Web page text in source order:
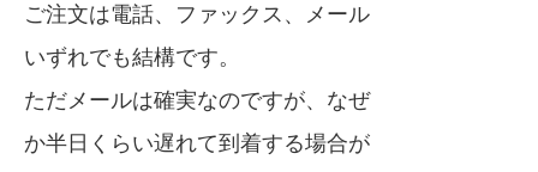
ご注文は電話、ファックス、メール
いずれでも結構です。
ただメールは確実なのですが、なぜ
か半日くらい遅れて到着する場合が